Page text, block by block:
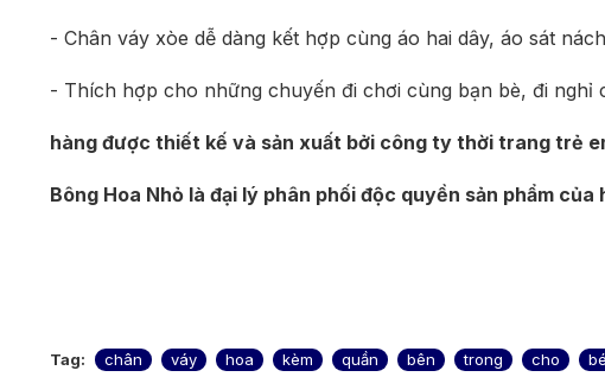
- Chân váy xòe dễ dàng kết hợp cùng áo hai dây, áo sát
- Thích hợp cho những chuyến đi chơi cùng bạn bè, đi nghỉ
hàng được thiết kế và sản xuất bởi công ty thời trang trẻ
Bông Hoa Nhỏ là đại lý phân phối độc quyền sản phẩm
Tag: chân váy hoa kèm quần bên trong cho bé